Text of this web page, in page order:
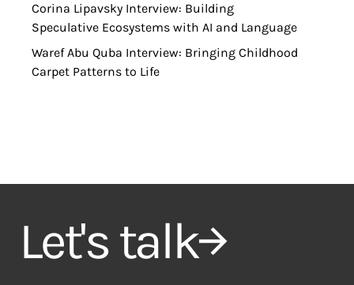
Corina Lipavsky Interview: Building
Speculative Ecosystems with AI and Language
Waref Abu Quba Interview: Bringing Childhood
Carpet Patterns to Life
Let's talk